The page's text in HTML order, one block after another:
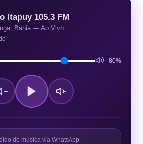
Itapuy 105.3 FM
Bahia — Ao Vivo
80%
de música via WhatsApp